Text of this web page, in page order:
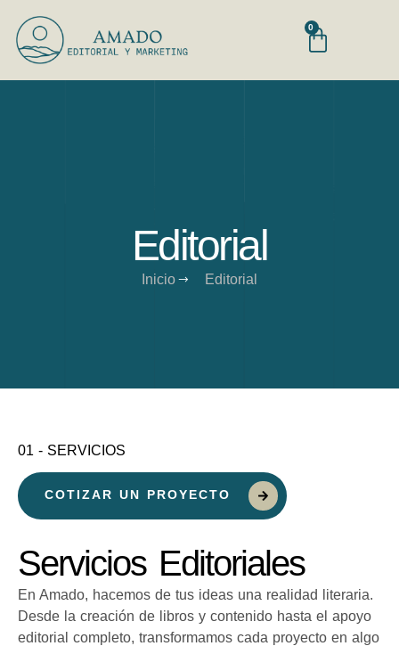
0
Editorial
Inicio Editorial
01 - SERVICIOS
COTIZAR UN PROYECTO
Servicios Editoriales
En Amado, hacemos de tus ideas una realidad literaria.
Desde la creación de libros y contenido hasta el apoyo
editorial completo, transformamos cada proyecto en algo